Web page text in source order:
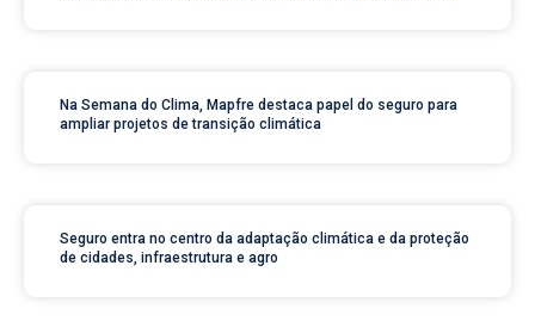
Na Semana do Clima, Mapfre destaca papel do seguro para
ampliar projetos de transição climática
Seguro entra no centro da adaptação climática e da proteção
de cidades, infraestrutura e agro